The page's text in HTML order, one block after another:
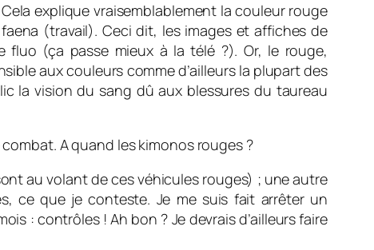
explique vraisemblablement la couleur rouge
(travail). Ceci dit, les images et affiches de
fluo (ça passe mieux à la télé ?). Or, le rouge,
aux couleurs comme d’ailleurs la plupart des
la vision du sang dû aux blessures du taureau
A quand les kimonos rouges ?
au volant de ces véhicules rouges) ; une autre
ce que je conteste. Je me suis fait arrêter un
: contrôles ! Ah bon ? Je devrais d’ailleurs faire